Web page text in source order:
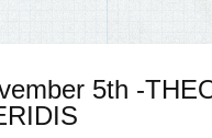
5th -